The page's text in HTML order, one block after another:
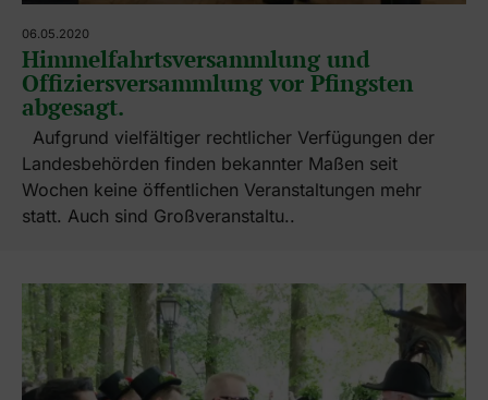
06.05.2020
Himmelfahrtsversammlung und
Offiziersversammlung vor Pfingsten
abgesagt.
Aufgrund vielfältiger rechtlicher Verfügungen der
Landesbehörden finden bekannter Maßen seit
Wochen keine öffentlichen Veranstaltungen mehr
statt. Auch sind Großveranstaltu..